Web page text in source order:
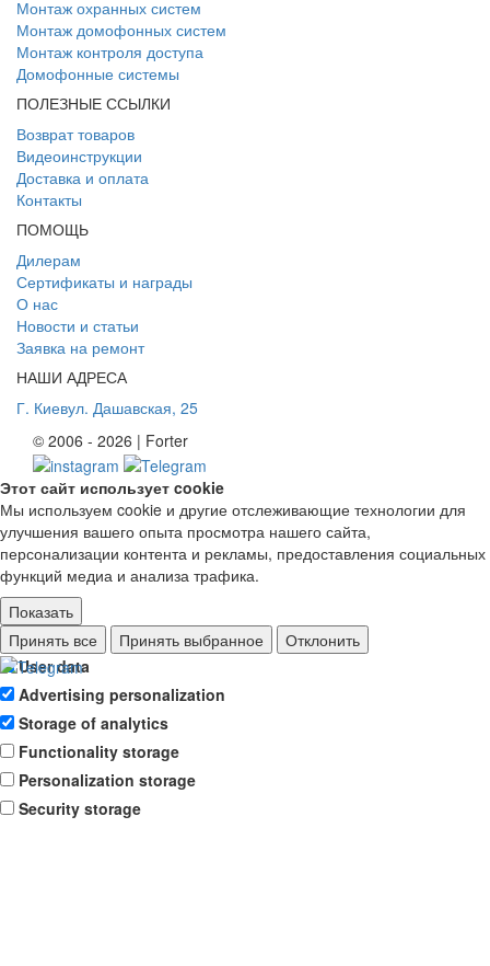
Монтаж охранных систем
Монтаж домофонных систем
Монтаж контроля доступа
Домофонные системы
ПОЛЕЗНЫЕ ССЫЛКИ
Возврат товаров
Видеоинструкции
Доставка и оплата
Контакты
ПОМОЩЬ
Дилерам
Сертификаты и награды
О нас
Новости и статьи
Заявка на ремонт
НАШИ АДРЕСА
Г. Киевул. Дашавская, 25
© 2006 - 2026 | Forter
Этот сайт использует cookie
Мы используем cookie и другие отслеживающие технологии для
улучшения вашего опыта просмотра нашего сайта,
персонализации контента и рекламы, предоставления социальных
функций медиа и анализа трафика.
Показать
Ad storage
User data
Advertising personalization
Storage of analytics
Functionality storage
Personalization storage
Security storage
Принять все Принять выбранное Отклонить